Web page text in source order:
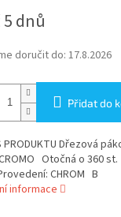
5 dnů
doručit do:17.8.2026
Přidat do
PRODUKTU Dřezová
Otočná o 360
CHROM B
informace